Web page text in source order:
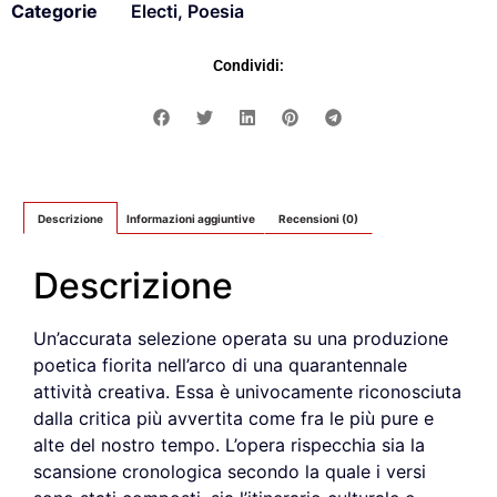
Categorie Electi, Poesia
Condividi:
Descrizione Informazioni aggiuntive Recensioni (0)
Descrizione
Un’accurata selezione operata su una produzione
poetica fiorita nell’arco di una quarantennale
attività creativa. Essa è univocamente riconosciuta
dalla critica più avvertita come fra le più pure e
alte del nostro tempo. L’opera rispecchia sia la
scansione cronologica secondo la quale i versi